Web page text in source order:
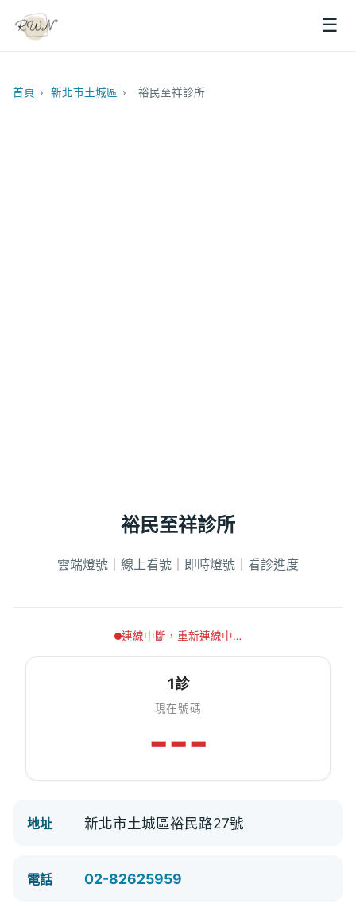
☰
首頁 › 新北市土城區 › 裕民至祥診所
裕民至祥診所
雲端燈號｜線上看號｜即時燈號｜看診進度
連線中斷，重新連線中…
1診
現在號碼
---
地址 新北市土城區裕民路27號
電話 02-82625959